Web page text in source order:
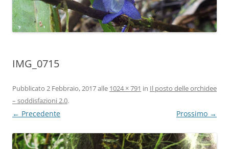
IMG_0715
Pubblicato 2 Febbraio, 2017alle 1024 × 791 in Il posto delle orchidee
– soddisfazioni 2.0.
← Precedente Prossimo →